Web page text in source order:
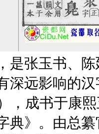
张玉书、陈
深远影响的
，成书于康
典》。由总